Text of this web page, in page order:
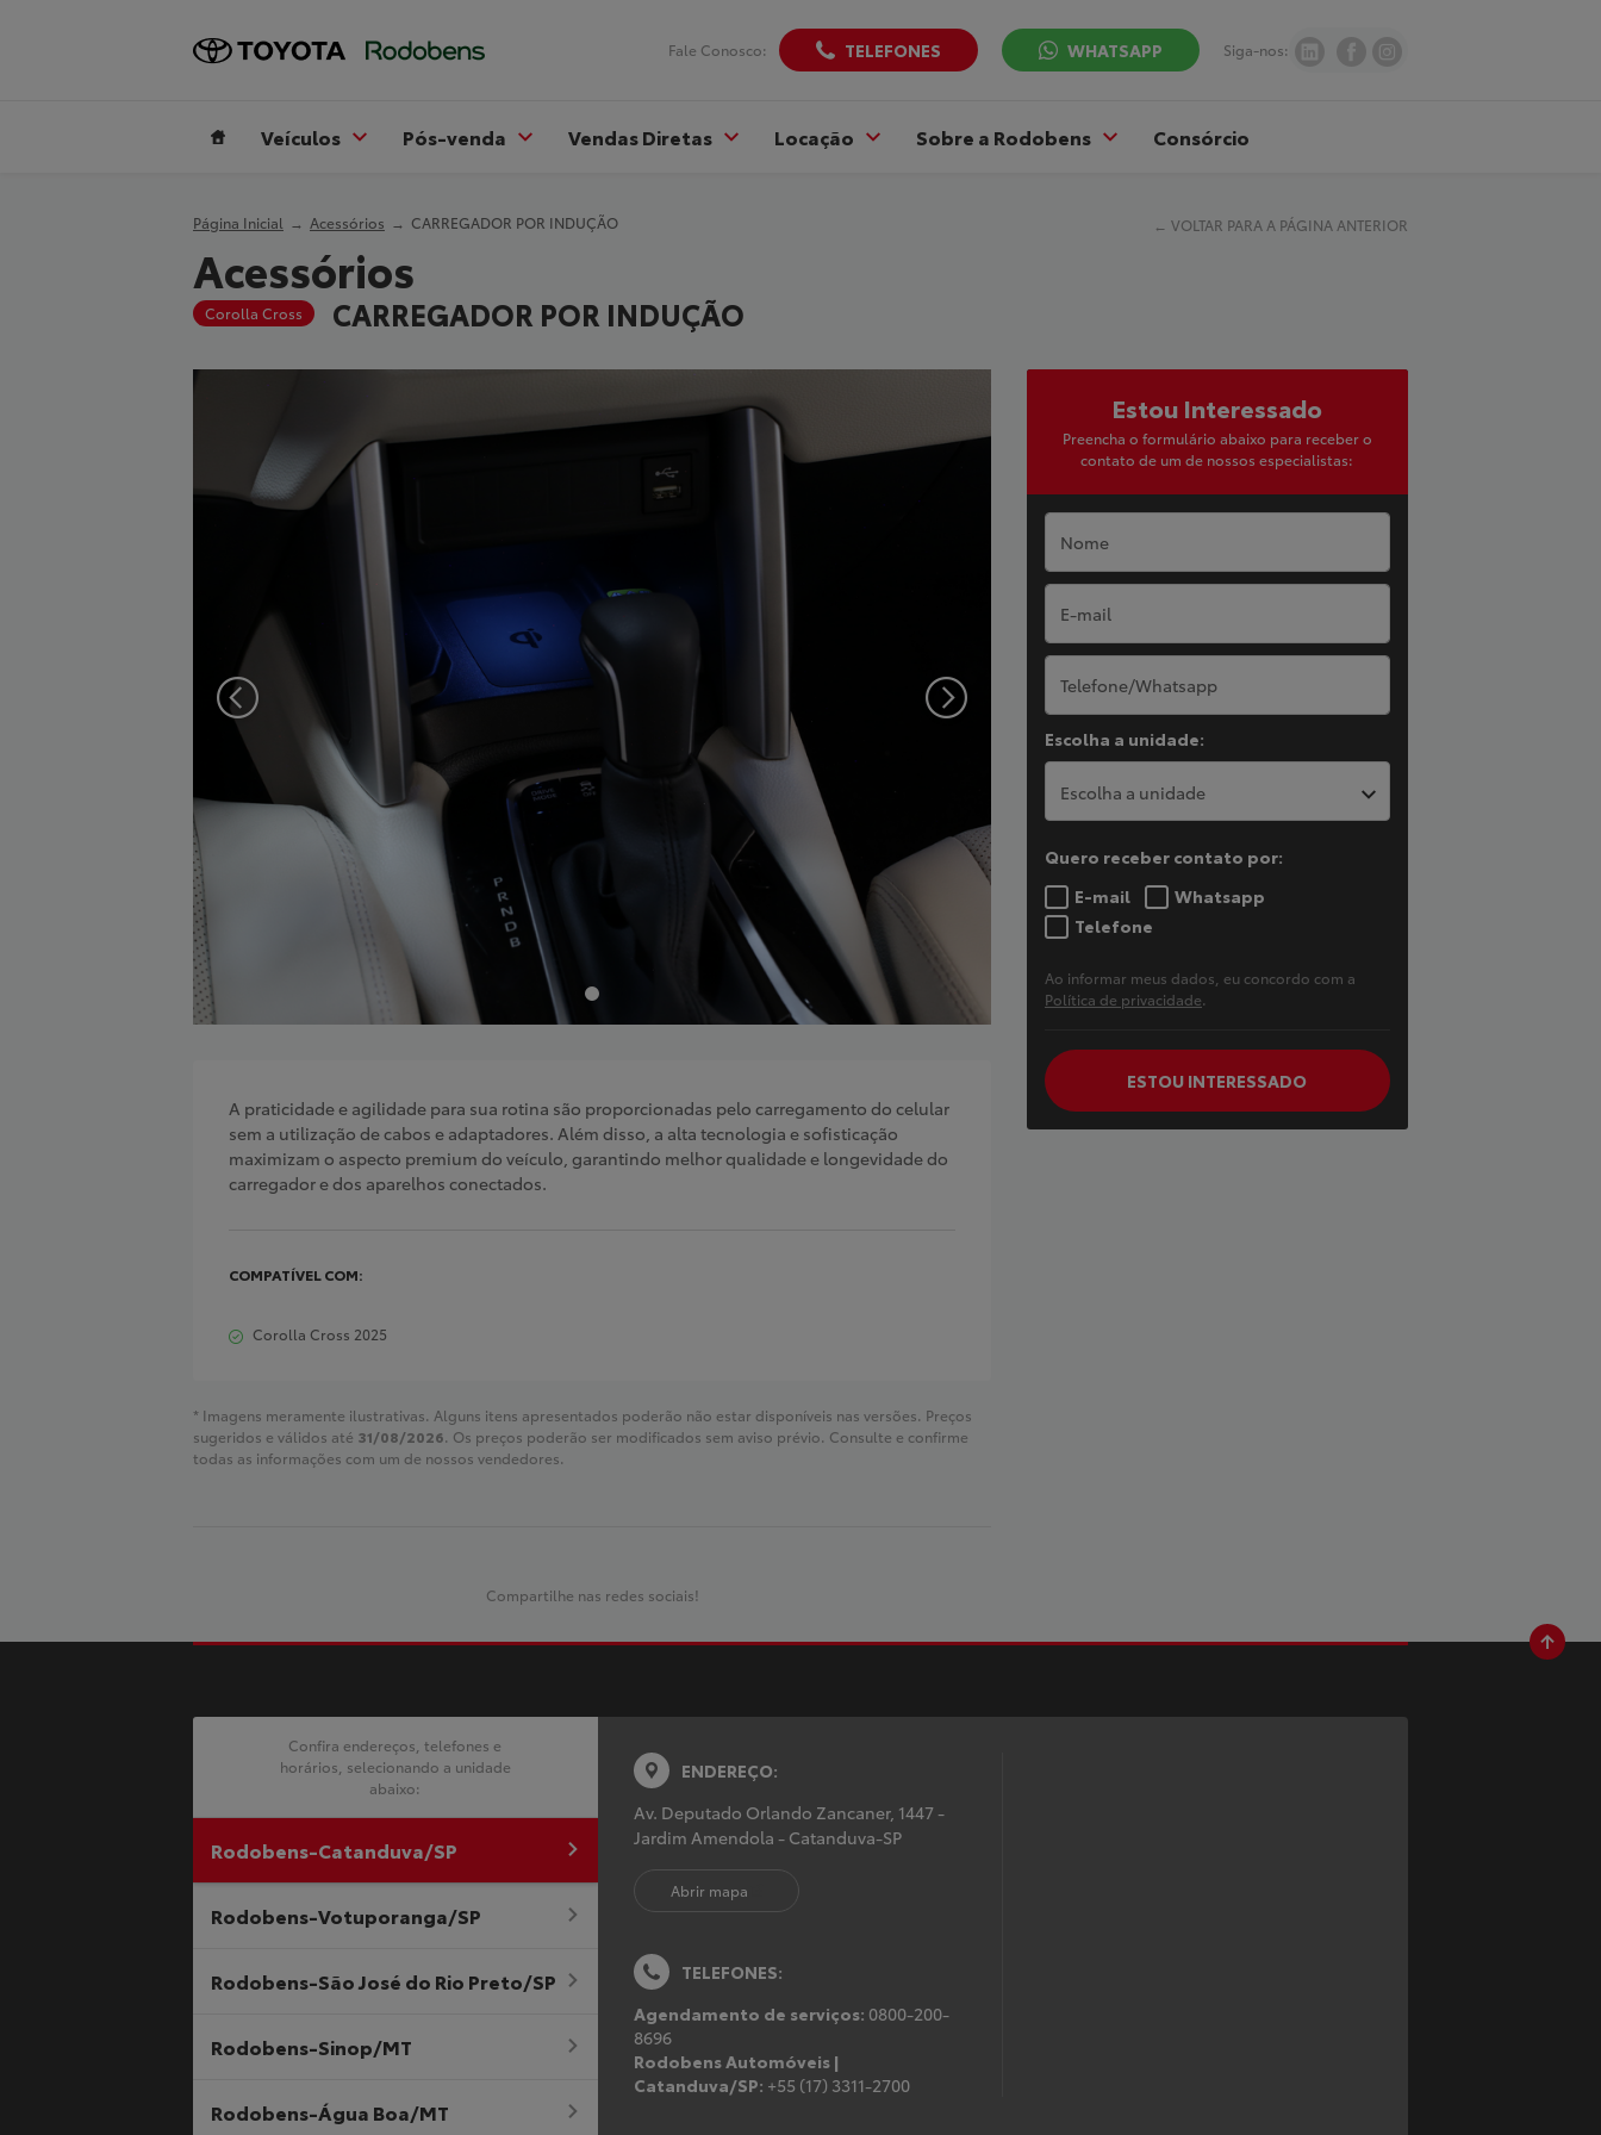
Fale Conosco: TELEFONES WHATSAPP Siga-nos:
Veículos Pós-venda Vendas Diretas Locação Sobre a Rodobens Consórcio
Página Inicial Acessórios CARREGADOR POR INDUÇÃO ← VOLTAR PARA A PÁGINA ANTERIOR
Acessórios
Corolla Cross CARREGADOR POR INDUÇÃO
A praticidade e agilidade para sua rotina são proporcionadas pelo carregamento do celular
sem a utilização de cabos e adaptadores. Além disso, a alta tecnologia e sofisticação
maximizam o aspecto premium do veículo, garantindo melhor qualidade e longevidade do
carregador e dos aparelhos conectados.
COMPATÍVEL COM:
Corolla Cross 2025
* Imagens meramente ilustrativas. Alguns itens apresentados poderão não estar disponíveis nas versões. Preços
sugeridos e válidos até 31/08/2026. Os preços poderão ser modificados sem aviso prévio. Consulte e confirme
todas as informações com um de nossos vendedores.
Compartilhe nas redes sociais!
Estou Interessado
Preencha o formulário abaixo para receber o
contato de um de nossos especialistas:
Escolha a unidade:
Escolha a unidade
Quero receber contato por:
E-mail
Whatsapp
Telefone
Ao informar meus dados, eu concordo com a
Política de privacidade.
ESTOU INTERESSADO
Confira endereços, telefones e
horários, selecionando a unidade
abaixo:
Rodobens-Catanduva/SP
Rodobens-Votuporanga/SP
Rodobens-São José do Rio Preto/SP
Rodobens-Sinop/MT
Rodobens-Água Boa/MT
ENDEREÇO:
Av. Deputado Orlando Zancaner, 1447 -
Jardim Amendola - Catanduva-SP
Abrir mapa
TELEFONES:
Agendamento de serviços: 0800-200-
8696
Rodobens Automóveis |
Catanduva/SP: +55 (17) 3311-2700